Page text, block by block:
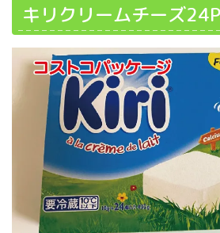
キリクリームチーズ24P